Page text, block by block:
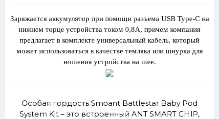
Заряжается аккумулятор при помощи разъема USB Type-C на
нижнем торце устройства током 0,8А, причем компания
предлагает в комплекте универсальный кабель, который
может использоваться в качестве темляка или шнурка для
ношения устройства на шее.
Особая гордость Smoant Battlestar Baby Pod
System Kit – это встроенный ANT SMART CHIP,